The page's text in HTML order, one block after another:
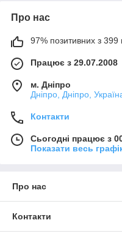
Про нас
97% позитивних з 399
Працює з 29.07.2008
м. Дніпро
Дніпро, Дніпро,
Контакти
Сьогодні працює з
Показати весь
Про нас
Контакти